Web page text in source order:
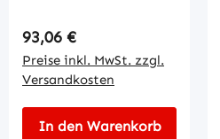
Regulärer Preis:
93,06 €
Preise inkl. MwSt. zzgl.
Versandkosten
In den Warenkorb